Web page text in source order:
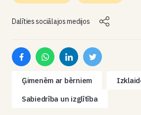
Dalīties sociālajos medijos
Ģimenēm ar bērniem
Sabiedrība un izglītība